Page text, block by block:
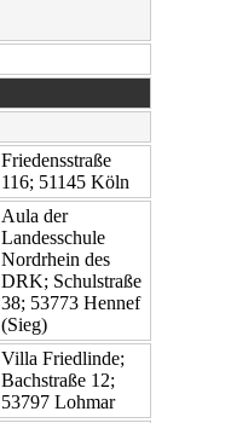
Friedensstraße
116; 51145 Köln
Aula der
Landesschule
Nordrhein des
DRK; Schulstraße
38; 53773 Hennef
(Sieg)
Villa Friedlinde;
Bachstraße 12;
53797 Lohmar